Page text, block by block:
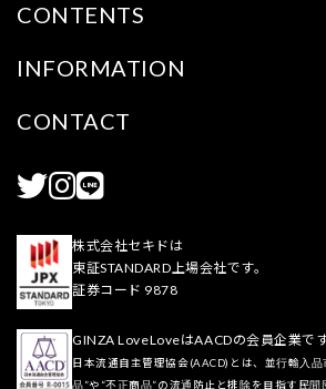
CONTENTS
INFORMATION
CONTACT
株式会社セキドは
東証STANDARD上場会社です。
証券コード 9878
GINZA LoveLoveはAACDの会員企業です
日本流通自主管理協会(AACD)とは、並行輸入品
品”や“不正商品”の流通防止と排除を目指す民間